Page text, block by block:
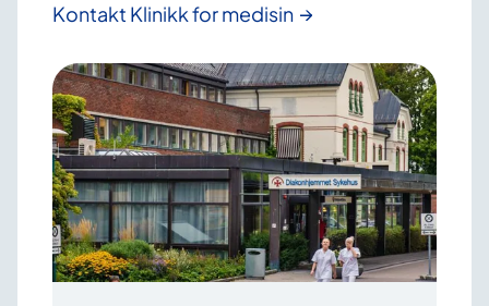
Kontakt Klinikk for medisin